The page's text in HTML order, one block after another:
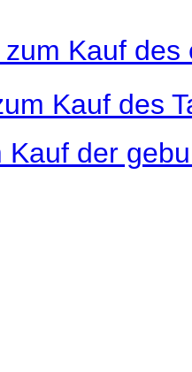
zum Kauf des
Kauf des
Kauf der